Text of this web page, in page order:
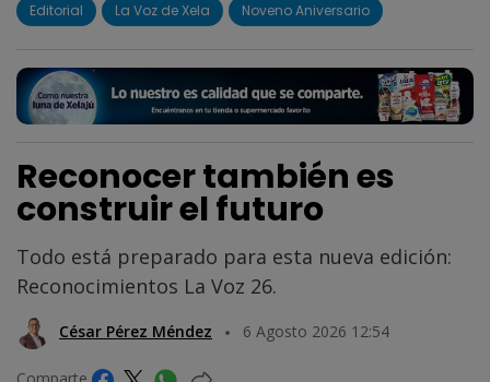
Editorial La Voz de Xela Noveno Aniversario
Reconocer también es
construir el futuro
Todo está preparado para esta nueva edición:
Reconocimientos La Voz 26.
César Pérez Méndez 6 Agosto 2026 12:54